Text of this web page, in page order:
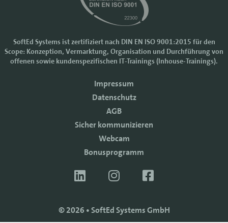
SoftEd Systems ist zertifiziert nach DIN EN ISO 9001:2015 für den
Scope: Konzeption, Vermarktung, Organisation und Durchführung von
offenen sowie kundenspezifischen IT-Trainings (Inhouse-Trainings).
© 2026 • SoftEd Systems GmbH
Impressum
Datenschutz
AGB
Sicher kommunizieren
Webcam
Bonusprogramm
Cookie-Einstellungen
verbessern. Manche Cookies sind notwendig, damit unsere Website
funktioniert. Mit anderen Cookies können wir die Zugriffe auf die
Mit einem Klick auf "Zustimmen" akzeptieren sie diese Verarbeitung
und auch die Weitergabe Ihrer Daten an Drittanbieter. Die Daten
Datenverarbeitung durch Drittanbieter, finden Sie in unseren
Sie können die Verwendung von Cookies